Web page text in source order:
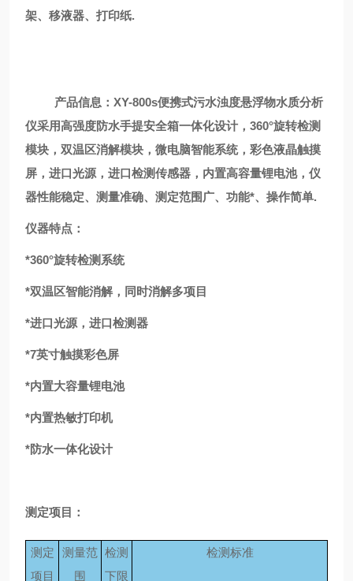
架、移液器、打印纸.
产品信息： XY-800s便携式污水浊度悬浮物水质分析
仪采用高强度防水手提安全箱一体化设计， 360°旋转检测
模块，双温区消解模块，微电脑智能系统，彩色液晶触摸
屏，进口光源，进口检测传感器，内置高容量锂电池，仪
器性能稳定、测量准确、测定范围广、功能*、操作简单.
仪器特点：
*360°旋转检测系统
*双温区智能消解，同时消解多项目
*进口光源，进口检测器
*7英寸触摸彩色屏
*内置大容量锂电池
*内置热敏打印机
*防水一体化设计
测定项目：
测定
项目
测量范
围
检测
下限
检测标准